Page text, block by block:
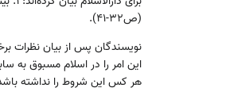
(ص۳۲-۴۱).
این امر را در اسلام مسبوق به
هر کس این شروط را نداشته باشد،